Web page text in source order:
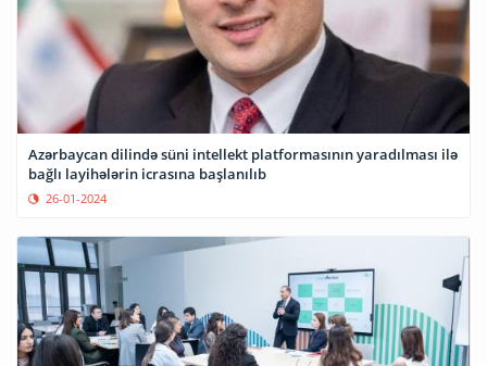
Azərbaycan dilində süni intellekt platformasının yaradılması ilə
bağlı layihələrin icrasına başlanılıb
26-01-2024